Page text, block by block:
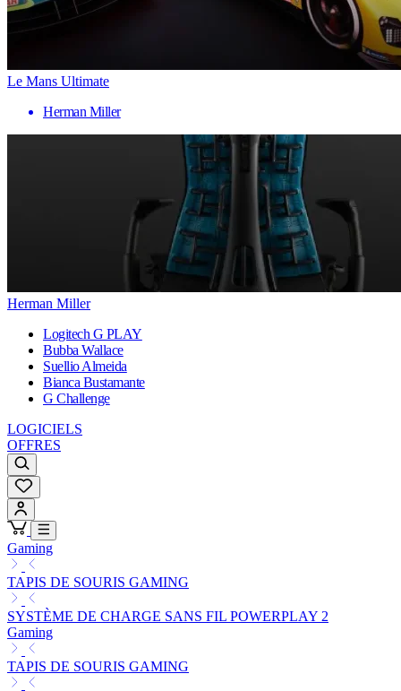
Le Mans Ultimate
Herman Miller
Herman Miller
Logitech G PLAY
Bubba Wallace
Suellio Almeida
Bianca Bustamante
G Challenge
LOGICIELS
OFFRES
Gaming
TAPIS DE SOURIS GAMING
SYSTÈME DE CHARGE SANS FIL POWERPLAY 2
Gaming
TAPIS DE SOURIS GAMING